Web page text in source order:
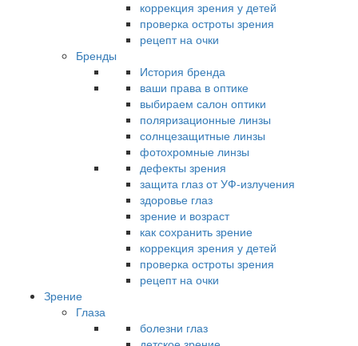
коррекция зрения у детей
проверка остроты зрения
рецепт на очки
Бренды
История бренда
ваши права в оптике
выбираем салон оптики
поляризационные линзы
солнцезащитные линзы
фотохромные линзы
дефекты зрения
защита глаз от УФ-излучения
здоровье глаз
зрение и возраст
как сохранить зрение
коррекция зрения у детей
проверка остроты зрения
рецепт на очки
Зрение
Глаза
болезни глаз